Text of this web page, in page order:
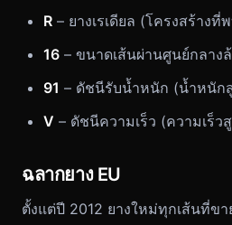
R – ยางเรเดียล (โครงสร้าง
16 – ขนาดเส้นผ่านศูนย์กลาง
91 – ดัชนีรับน้ำหนัก (น้ำหนัก
V – ดัชนีความเร็ว (ความเร็ว
ฉลากยาง EU
ตั้งแต่ปี 2012 ยางใหม่ทุกเส้นที่ข